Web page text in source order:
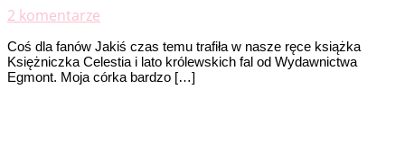
2 komentarze
Coś dla fanów Jakiś czas temu trafiła w nasze ręce książka
Księżniczka Celestia i lato królewskich fal od Wydawnictwa
Egmont. Moja córka bardzo […]